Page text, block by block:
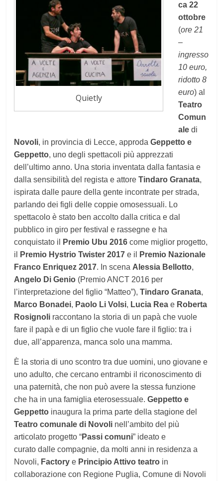
Quietly
ca 22
ottobre
(ore 21
–
ingresso
10 euro,
ridotto 8
euro) al
Teatro
Comun
ale di
Novoli, in provincia di Lecce, approdaGeppetto e
Geppetto, uno degli spettacoli più apprezzati
dell’ultimo anno. Una storia inventata dalla fantasia e
dalla sensibilità del regista e attoreTindaro Granata,
ispirata dalle paure della gente incontrate per strada,
parlando dei figli delle coppie omosessuali. Lo
spettacolo è stato ben accolto dalla critica e dal
pubblico in giro per festival e rassegne e ha
conquistato il
Premio Ubu 2016 come miglior progetto,
il
Premio Hystrio Twister 2017 e il
Premio Nazionale
Franco Enriquez 2017. In scena Alessia Bellotto,
Angelo Di Genio (Premio ANCT 2016 per
l’interpretazione del figlio “Matteo”),Tindaro Granata,
Marco Bonadei, Paolo Li Volsi, Lucia Rea e Roberta
Rosignoli raccontano la storia di un papà che vuole
fare il papà e di un figlio che vuole fare il figlio: tra i
due, all’apparenza, manca solo una mamma.
È la storia di uno scontro tra due uomini, uno giovane e
uno adulto, che cercano entrambi il riconoscimento di
una paternità, che non può avere la stessa funzione
che ha in una famiglia eterosessuale.Geppetto e
Geppetto inaugura la prima parte della stagione del
Teatro comunale di Novoli nell’ambito del più
articolato progetto “Passi comuni” ideato e
curato dalle compagnie, da molti anni in residenza a
Novoli, Factory e Principio Attivo teatro in
collaborazione con Regione Puglia, Comune di Novoli